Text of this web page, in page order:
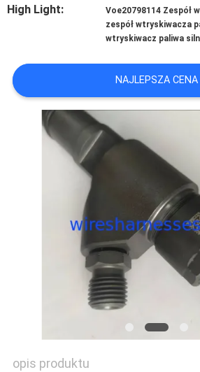
SITEMAP
PRIVACY
POLICY
High Light:
Voe20798114 Zespół
zespół wtryskiwacza
wtryskiwacz paliwa
NAJLEPSZA CENA
opis produktu